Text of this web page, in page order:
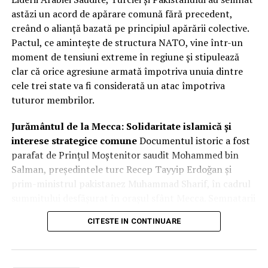
Integrare hibridă: Datele comerciale
vor completa sistemele clasificate
de recunoaștere
Miza principală a acestui parteneriat este crearea unei
rețele hibride de supraveghere. Prin fuziunea
înaltă rezoluție, agenția își sporește considerabil
capacitatea de recunoaștere și flexibilitatea de reacție.
Radarul cu apertură sintetică este vital deoarece
permite observarea obiectivelor de interes indiferent de
condițiile meteorologice sau de momentul zilei, trecând
Această abordare permite instituției să beneficieze de
pentru a-și completa propriile sisteme de ultimă oră.
astăzi un acord de apărare comună fără precedent,
creând o alianță bazată pe principiul apărării colective.
Pactul, ce amintește de structura NATO, vine într-un
moment de tensiuni extreme în regiune și stipulează
clar că orice agresiune armată împotriva unuia dintre
cele trei state va fi considerată un atac împotriva
tuturor membrilor.
Jurământul de la Mecca: Solidaritate islamică și
interese strategice comuneDocumentul istoric a fost
parafat de Prințul Moștenitor saudit Mohammed bin
Salman, președintele turc Recep Tayyip Erdoğan și
prim-ministrul pakistanez Muhammad Sharif, în cadrul
au invocat legăturile istorice profunde și „frăția” dintre
cele trei națiuni, subliniind că acest pas este esențial
CITESTE IN CONTINUARE